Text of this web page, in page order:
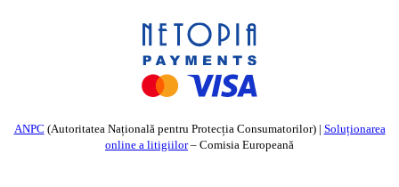
ANPC (Autoritatea Națională pentru Protecția Consumatorilor) | Soluționarea
online a litigiilor– Comisia Europeană